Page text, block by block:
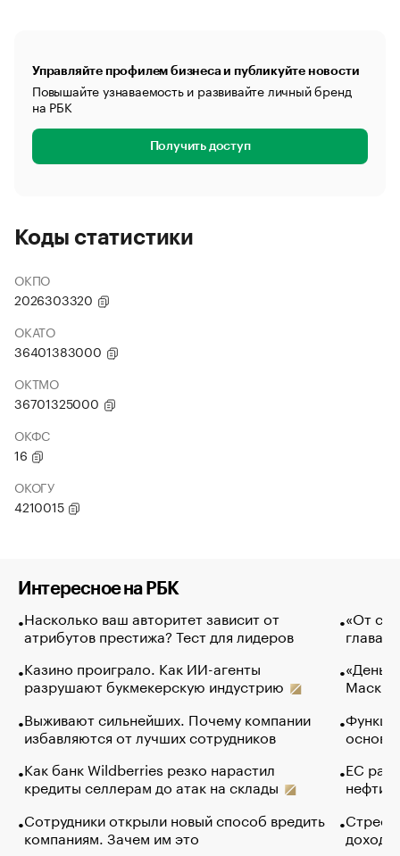
Управляйте профилем бизнеса и публикуйте новости
Повышайте узнаваемость и развивайте личный бренд
на РБК
Получить доступ
Коды статистики
ОКПО
2026303320
ОКАТО
36401383000
ОКТМО
36701325000
ОКФС
16
ОКОГУ
4210015
Интересное на РБК
Насколько ваш авторитет зависит от
атрибутов престижа? Тест для лидеров
Казино проиграло. Как ИИ-агенты
разрушают букмекерскую индустрию
Выживают сильнейших. Почему компании
избавляются от лучших сотрудников
Как банк Wildberries резко нарастил
кредиты селлерам до атак на склады
Сотрудники открыли новый способ вредить
компаниям. Зачем им это
«От
глава
Маск в
основ
ЕС
нефти